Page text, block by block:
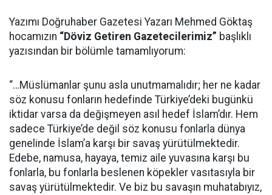
Yazımı Doğruhaber Gazetesi Yazarı Mehmed Göktaş
hocamızın “Döviz Getiren Gazetecilerimiz” başlıklı
yazısından bir bölümle tamamlıyorum:
“…Müslümanlar şunu asla unutmamalıdır; her ne kadar
söz konusu fonların hedefinde Türkiye’deki bugünkü
iktidar varsa da değişmeyen asıl hedef İslam’dır. Hem
sadece Türkiye’de değil söz konusu fonlarla dünya
genelinde İslam’a karşı bir savaş yürütülmektedir.
Edebe, namusa, hayaya, temiz aile yuvasına karşı bu
fonlarla, bu fonlarla beslenen köpekler vasıtasıyla bir
savaş yürütülmektedir. Ve biz bu savaşın muhatabıyız,